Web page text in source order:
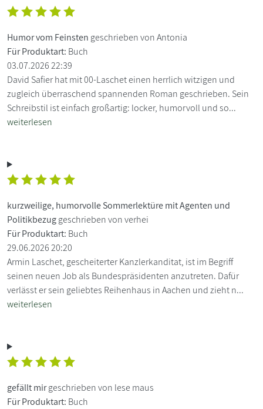
Humor vom Feinsten geschrieben von Antonia
Für Produktart: Buch
03.07.2026 22:39
David Safier hat mit 00-Laschet einen herrlich witzigen und
zugleich überraschend spannenden Roman geschrieben. Sein
Schreibstil ist einfach großartig: locker, humorvoll und so...
weiterlesen
kurzweilige, humorvolle Sommerlektüre mit Agenten und
Politikbezuggeschrieben von verhei
Für Produktart: Buch
29.06.2026 20:20
Armin Laschet, gescheiterter Kanzlerkanditat, ist im Begriff
seinen neuen Job als Bundespräsidenten anzutreten. Dafür
verlässt er sein geliebtes Reihenhaus in Aachen und zieht n...
weiterlesen
gefällt mirgeschrieben von lese maus
Für Produktart: Buch